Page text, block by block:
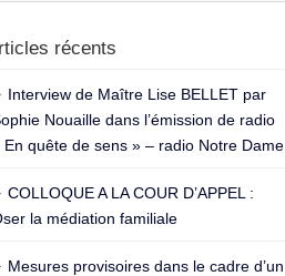
récents
Interview de Maître Lise BELLET par
Nouaille dans l’émission de radio
En quête de sens » – radio Notre Dame.
COLLOQUE A LA COUR D’APPEL :
la médiation familiale
Mesures provisoires dans le cadre d’un